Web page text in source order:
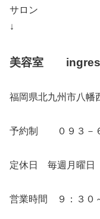
サロン
↓
美容室
福岡県北九州市八幡
予約制 ０９３－６
定休日 毎週月曜日
営業時間 ９：３０